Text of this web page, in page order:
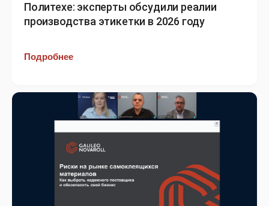
Политехе: эксперты обсудили реалии
производства этикетки в 2026 году
Подробнее